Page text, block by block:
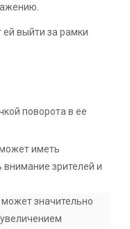
выйти за рамки
поворота в ее
иметь
зрителей и
значительно